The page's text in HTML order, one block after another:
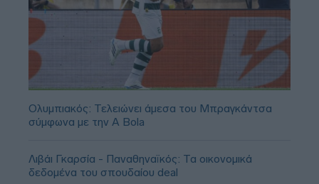
Ολυμπιακός: Τελειώνει άμεσα του Μπραγκάντσα
σύμφωνα με την A Bola
Λιβάι Γκαρσία - Παναθηναϊκός: Τα οικονομικά
δεδομένα του σπουδαίου deal